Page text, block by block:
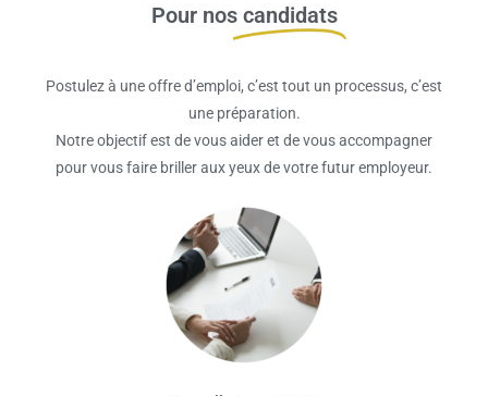
Pour nos candidats
Postulez à une offre d’emploi, c’est tout un processus, c’est
une préparation.
Notre objectif est de vous aider et de vous accompagner
pour vous faire briller aux yeux de votre futur employeur.